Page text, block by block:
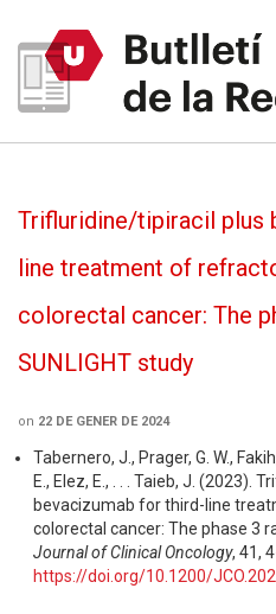
Trifluridine/tipiracil plus
line treatment of
colorectal cancer: The
SUNLIGHT study
on 22 DE GENER DE 2024
Tabernero, J., Prager, G. W.,
E., Elez, E., . . . Taieb, J. (2023).
bevacizumab for third-line
colorectal cancer: The phase 3
Journal of Clinical Oncology, 41,
https://doi.org/10.1200/